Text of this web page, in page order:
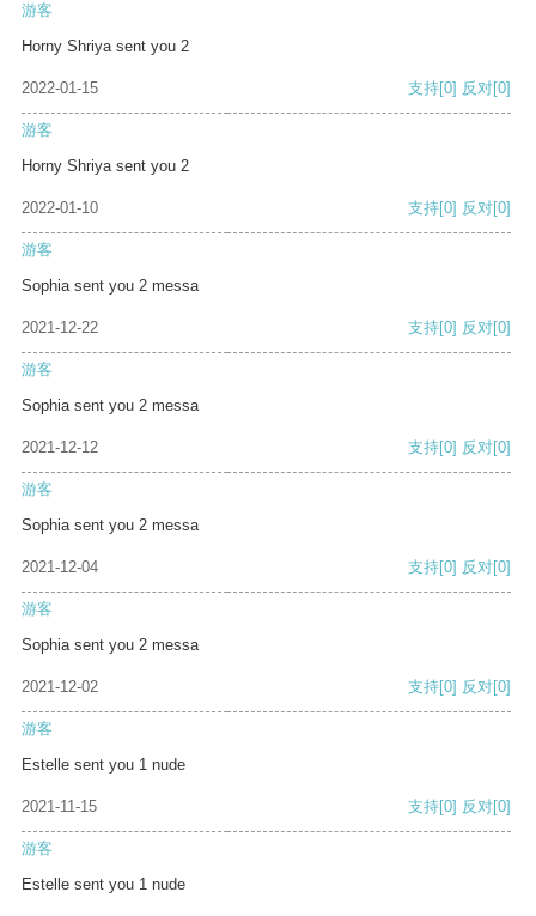
游客
Horny Shriya sent you 2
2022-01-15 支持[0] 反对[0]
游客
Horny Shriya sent you 2
2022-01-10 支持[0] 反对[0]
游客
Sophia sent you 2 messa
2021-12-22 支持[0] 反对[0]
游客
Sophia sent you 2 messa
2021-12-12 支持[0] 反对[0]
游客
Sophia sent you 2 messa
2021-12-04 支持[0] 反对[0]
游客
Sophia sent you 2 messa
2021-12-02 支持[0] 反对[0]
游客
Estelle sent you 1 nude
2021-11-15 支持[0] 反对[0]
游客
Estelle sent you 1 nude